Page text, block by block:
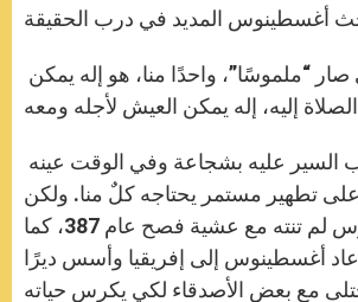
على تطهير مستمر يحتاجه كلٌ منا. ولكن
مسيرة أغسطينوس لم تنته مع عشية فصح عام 387، كما
أغسطينوس إلى إفريقيا وأسس ديرًا
مع بعض الأصدقاء لكي يكرس حياته